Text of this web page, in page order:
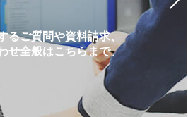
るご質問や資料請求、
せ全般はこちらまで。